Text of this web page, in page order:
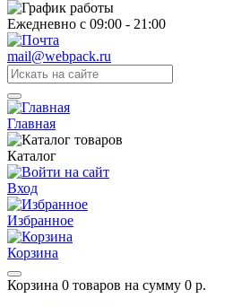
Ежедневно с 09:00 - 21:00
mail@webpack.ru
Главная
Каталог
Вход
Избранное
Корзина
Корзина 0 товаров на сумму 0 р.